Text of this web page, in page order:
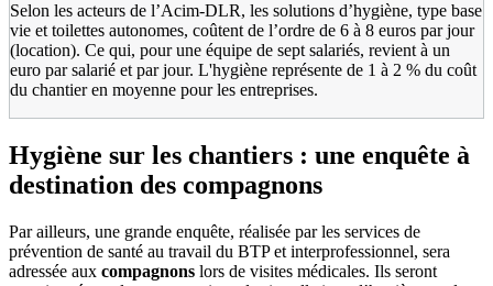
Selon les acteurs de l’Acim-DLR, les solutions d’hygiène, type base
vie et toilettes autonomes, coûtent de l’ordre de 6 à 8 euros par jour
(location). Ce qui, pour une équipe de sept salariés, revient à un
euro par salarié et par jour. L'hygiène représente de 1 à 2 % du coût
du chantier en moyenne pour les entreprises.
Hygiène sur les chantiers : une enquête à
destination des compagnons
Par ailleurs, une grande enquête, réalisée par les services de
prévention de santé au travail du BTP et interprofessionnel, sera
adressée aux compagnons lors de visites médicales. Ils seront